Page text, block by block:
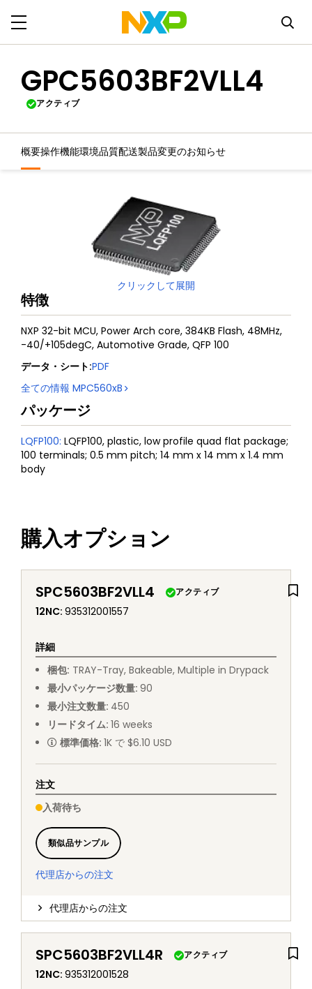
GPC5603BF2VLL4
アクティブ
概要操作機能環境品質配送製品変更のお知らせ
クリックして展開
特徴
NXP 32-bit MCU, Power Arch core, 384KB Flash, 48MHz,
-40/+105degC, Automotive Grade, QFP 100
データ・シート:PDF
全ての情報 MPC560xB
パッケージ
LQFP100: LQFP100, plastic, low profile quad flat package;
100 terminals; 0.5 mm pitch; 14 mm x 14 mm x 1.4 mm
body
購入オプション
SPC5603BF2VLL4 アクティブ
12NC: 935312001557
詳細
梱包: TRAY-Tray, Bakeable, Multiple in Drypack
最小パッケージ数量: 90
最小注文数量: 450
リードタイム: 16 weeks
標準価格: 1K で $6.10 USD
注文
入荷待ち
類似品サンプル
代理店からの注文
代理店からの注文
SPC5603BF2VLL4R アクティブ
12NC: 935312001528